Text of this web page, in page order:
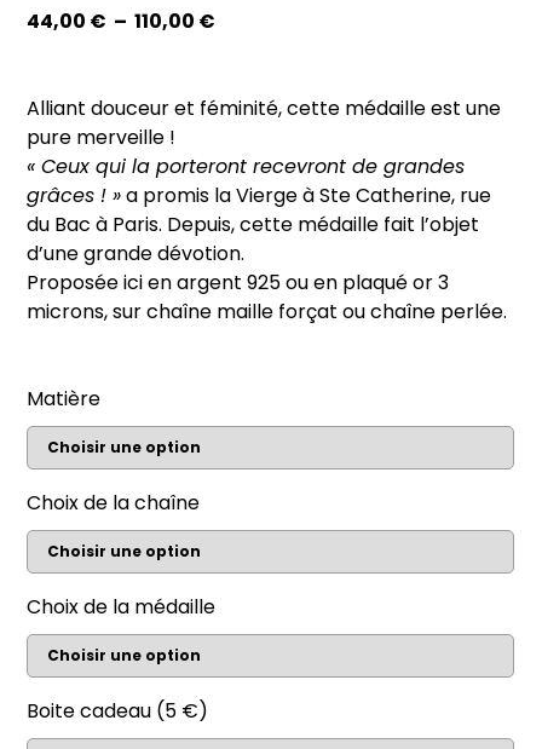
44,00 € – 110,00 €
44,00 €
110,00 €
Alliant douceur et féminité, cette médaille est une
pure merveille !
« Ceux qui la porteront recevront de grandes
grâces ! »a promis la Vierge à Ste Catherine, rue
du Bac à Paris. Depuis, cette médaille fait l’objet
d’une grande dévotion.
Proposée ici en argent 925 ou en plaqué or 3
microns, sur chaîne maille forçat ou chaîne perlée.
Matière
Choix de la chaîne
Choix de la médaille
Boite cadeau (5 €)